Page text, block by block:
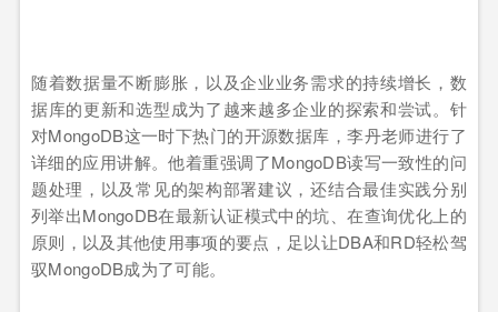
随着数据量不断膨胀，以及企业业务需求的持续增长，数
据库的更新和选型成为了越来越多企业的探索和尝试。针
对MongoDB这一时下热门的开源数据库，李丹老师进行了
详细的应用讲解。他着重强调了MongoDB读写一致性的问
题处理，以及常见的架构部署建议，还结合最佳实践分别
列举出MongoDB在最新认证模式中的坑、在查询优化上的
原则，以及其他使用事项的要点，足以让DBA和RD轻松驾
驭MongoDB成为了可能。